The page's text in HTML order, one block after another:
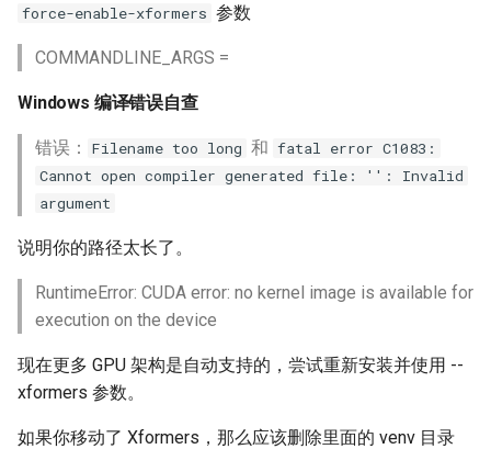
force-enable-xformers 参数
COMMANDLINE_ARGS =
Windows 编译错误自查
错误： Filename too long 和 fatal error C1083:
Cannot open compiler generated file: '': Invalid
argument
说明你的路径太长了。
RuntimeError: CUDA error: no kernel image is available for
execution on the device
现在更多 GPU 架构是自动支持的，尝试重新安装并使用 --
xformers 参数。
如果你移动了 Xformers，那么应该删除里面的 venv 目录